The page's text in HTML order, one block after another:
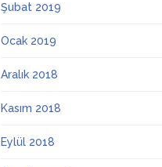
Şubat 2019
Ocak 2019
Aralık 2018
Kasım 2018
Eylül 2018